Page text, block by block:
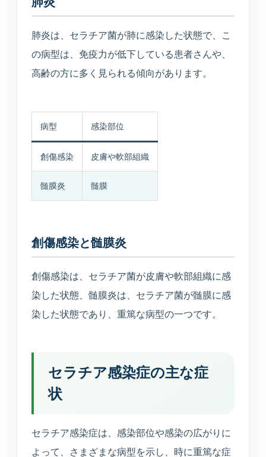
生活リハビリと日中支援
デイサービスなぎさ
山居町併設の新デイサービス
コラム
当院について
医院紹介・医師紹介
理念・診療体制・医師紹介・受付時間
アクセス
所在地・駐車場・来院方法
採用情報
募集中の職種と応募方法
肺炎は、セラチア菌が肺に感染した状態で、こ
の病型は、免疫力が低下している患者さんや、
高齢の方に多く見られる傾向があります。
病型 感染部位
創傷感染 皮膚や軟部組織
髄膜炎 髄膜
創傷感染と髄膜炎
創傷感染は、セラチア菌が皮膚や軟部組織に感
染した状態、髄膜炎は、セラチア菌が髄膜に感
染した状態であり、重篤な病型の一つです。
セラチア感染症の主な症
状
セラチア感染症は、感染部位や感染の広がりに
よって、さまざまな病型を示し、時に重篤な症